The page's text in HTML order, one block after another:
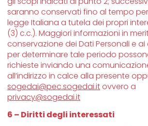
saranno conservati fino al tempo
legge Italiana a tutela dei propri
(3) c.c.). Maggiori informazioni in
conservazione dei Dati Personali e ai
per determinare tale periodo
richieste inviando una
all’indirizzo in calce alla presente
sogedai@pec.sogedai.itovvero a
privacy@sogedai.it
6 – Diritti degli interessati